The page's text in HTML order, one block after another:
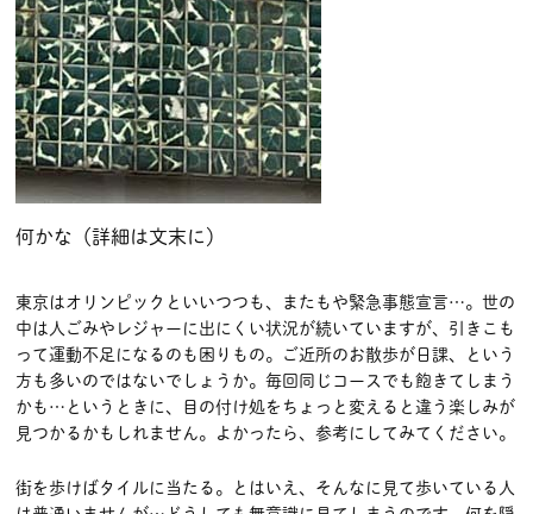
何かな（詳細は文末に）
東京はオリンピックといいつつも、またもや緊急事態宣言…。世の
中は人ごみやレジャーに出にくい状況が続いていますが、引きこも
って運動不足になるのも困りもの。ご近所のお散歩が日課、という
方も多いのではないでしょうか。毎回同じコースでも飽きてしまう
かも…というときに、目の付け処をちょっと変えると違う楽しみが
見つかるかもしれません。よかったら、参考にしてみてください。
街を歩けばタイルに当たる。とはいえ、そんなに見て歩いている人